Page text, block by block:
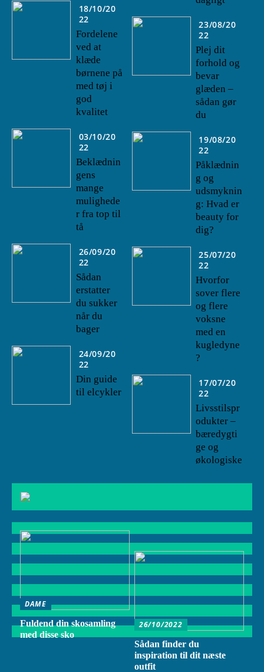
18/10/20
22
Fordelene
ved at
klæde
børnene på
med tøj i
god
kvalitet
03/10/20
22
Beklædnin
gens
mange
mulighede
r fra top til
tå
26/09/20
22
Sådan
erstatter
du sukker
når du
bager
24/09/20
22
Din guide
til elcykler
23/08/20
22
Plej dit
forhold og
bevar
glæden –
sådan gør
du
19/08/20
22
Påklædnin
g og
udsmyknin
g: Hvad er
beauty for
dig?
25/07/20
22
Hvorfor
sover flere
og flere
voksne
med en
kugledyne
?
17/07/20
22
Livsstilspr
odukter –
bæredygti
ge og
økologiske
DAME
Fuldend din skosamling
med disse sko
26/10/2022
Sådan finder du
inspiration til dit næste
outfit